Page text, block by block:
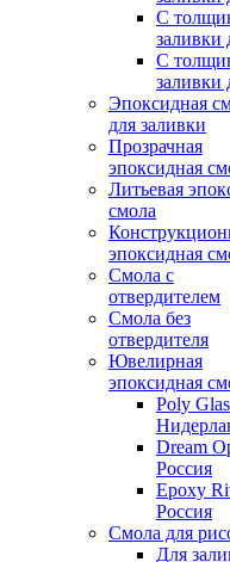
С
заливки
С
заливки
Эпоксидная
для заливки
Прозрачная
эпоксидная
Литьевая
смола
эпоксидная
Смола с
отвердителем
Смола без
отвердителя
Ювелирная
эпоксидная
Poly
Dream
Россия
Epoxy
Россия
Смола для
Для